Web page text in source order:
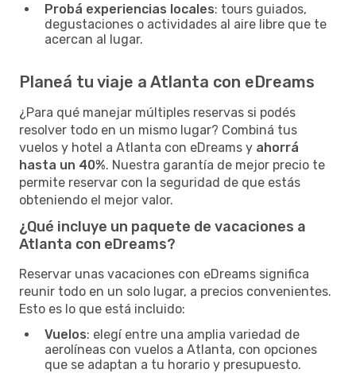
Probá experiencias locales: tours guiados,
degustaciones o actividades al aire libre que te
acercan al lugar.
Planeá tu viaje a Atlanta con eDreams
¿Para qué manejar múltiples reservas si podés
resolver todo en un mismo lugar? Combiná tus
vuelos y hotel a Atlanta con eDreams y ahorrá
hasta un 40%. Nuestra garantía de mejor precio te
permite reservar con la seguridad de que estás
obteniendo el mejor valor.
¿Qué incluye un paquete de vacaciones a
Atlanta con eDreams?
Reservar unas vacaciones con eDreams significa
reunir todo en un solo lugar, a precios convenientes.
Esto es lo que está incluido:
Vuelos: elegí entre una amplia variedad de
aerolíneas con vuelos a Atlanta, con opciones
que se adaptan a tu horario y presupuesto.